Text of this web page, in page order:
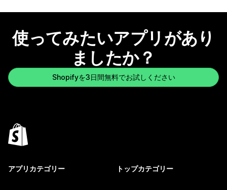
使ってみたいアプリがあり
ましたか？
Shopifyを3日間無料でお試しください
アプリカテゴリー トップカテゴリー